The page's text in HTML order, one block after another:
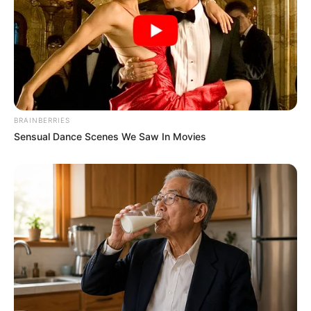
M1 és a Mercarius a közbeszerzéseken hol
riválisként, hol közös ajánlattevőként jelent meg. Ez
önmagában még nem bűncselekmény, hiszen több
cég teljesen jogszerűen is indulhat közösen egy
tenderen, de a hatóságok számára vizsgálati
szempont lehet, hogy az adott eljárásokban valódi,
tiszta verseny zajlott-e. Egy közbeszerzés
tisztaságát nemcsak az sértheti, ha egy ajánlat
drága, hanem az is, ha a piaci szereplők között
olyan egyeztetés vagy összehangolt magatartás
merül fel, amely torzíthatja a versenyt. A mostani
ügyben éppen ezért szerepel a versenyt korlátozó
megállapodás gyanúja is.
A flottapiac közben nem aprópénzről szól: egy-egy
tender lehet pár százmilliós, a sok megbízás együtt
BRAINBERRIES
Sensual Dance Scenes We Saw In Movies